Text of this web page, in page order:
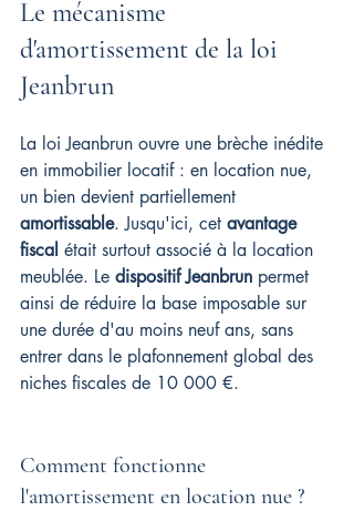
Le mécanisme
d'amortissement de la loi
Jeanbrun
La loi Jeanbrun ouvre une brèche inédite
en immobilier locatif : en location nue,
un bien devient partiellement
amortissable. Jusqu'ici, cet avantage
fiscal était surtout associé à la location
meublée. Le dispositif Jeanbrun permet
ainsi de réduire la base imposable sur
une durée d'au moins neuf ans, sans
entrer dans le plafonnement global des
niches fiscales de 10 000 €.
Comment fonctionne
l'amortissement en location nue ?